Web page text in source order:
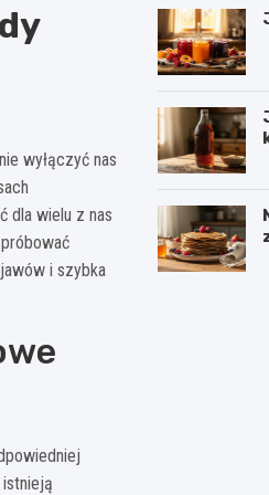
wyłączyć nas
dla wielu z nas
i szybka